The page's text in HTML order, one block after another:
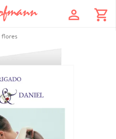
profile shopping_cart
flores